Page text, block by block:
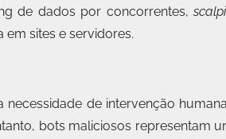
de dados por concorrentes,
sites e servidores.
de intervenção
bots maliciosos representam